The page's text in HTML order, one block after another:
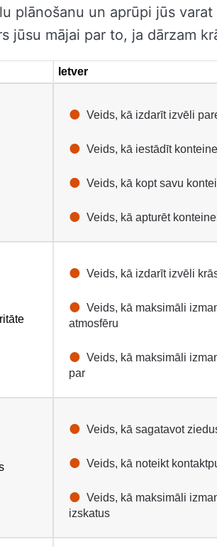
plānošanu un aprūpi jūs
jūsu mājai par to, ja dārzam
Ietver
Veids, kā izdarīt izvēli
Veids, kā iestādīt
Veids, kā kopt savu
Veids, kā apturēt
Veids, kā izdarīt izvēli
Veids, kā maksimāli
atmosfēru
Veids, kā maksimāli
par
Veids, kā sagatavot
Veids, kā noteikt
Veids, kā maksimāli
izskatus